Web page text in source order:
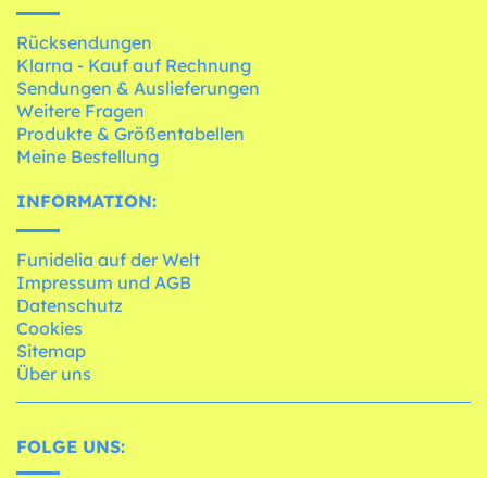
Rücksendungen
Klarna - Kauf auf Rechnung
Sendungen & Auslieferungen
Weitere Fragen
Produkte & Größentabellen
Meine Bestellung
INFORMATION:
Funidelia auf der Welt
Impressum und AGB
Datenschutz
Cookies
Sitemap
Über uns
FOLGE UNS: